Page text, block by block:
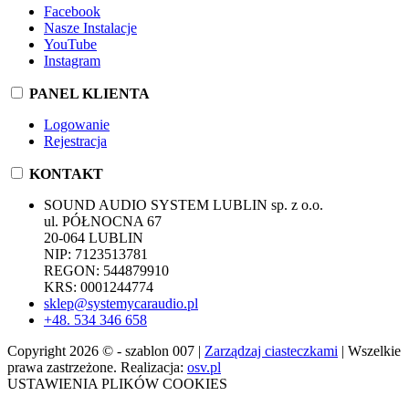
Facebook
Nasze Instalacje
YouTube
Instagram
PANEL KLIENTA
Logowanie
Rejestracja
KONTAKT
SOUND AUDIO SYSTEM LUBLIN sp. z o.o.
ul. PÓŁNOCNA 67
20-064 LUBLIN
NIP: 7123513781
REGON: 544879910
KRS: 0001244774
sklep@systemycaraudio.pl
+48. 534 346 658
Copyright 2026 © - szablon 007 | Zarządzaj ciasteczkami | Wszelkie
prawa zastrzeżone. Realizacja: osv.pl
USTAWIENIA PLIKÓW COOKIES